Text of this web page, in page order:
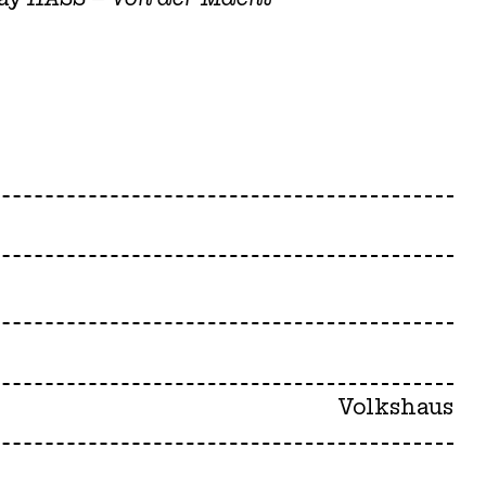
Volkshaus